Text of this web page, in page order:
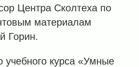
Центра Сколтеха по
материалам
Горин.
учебного курса «Умные